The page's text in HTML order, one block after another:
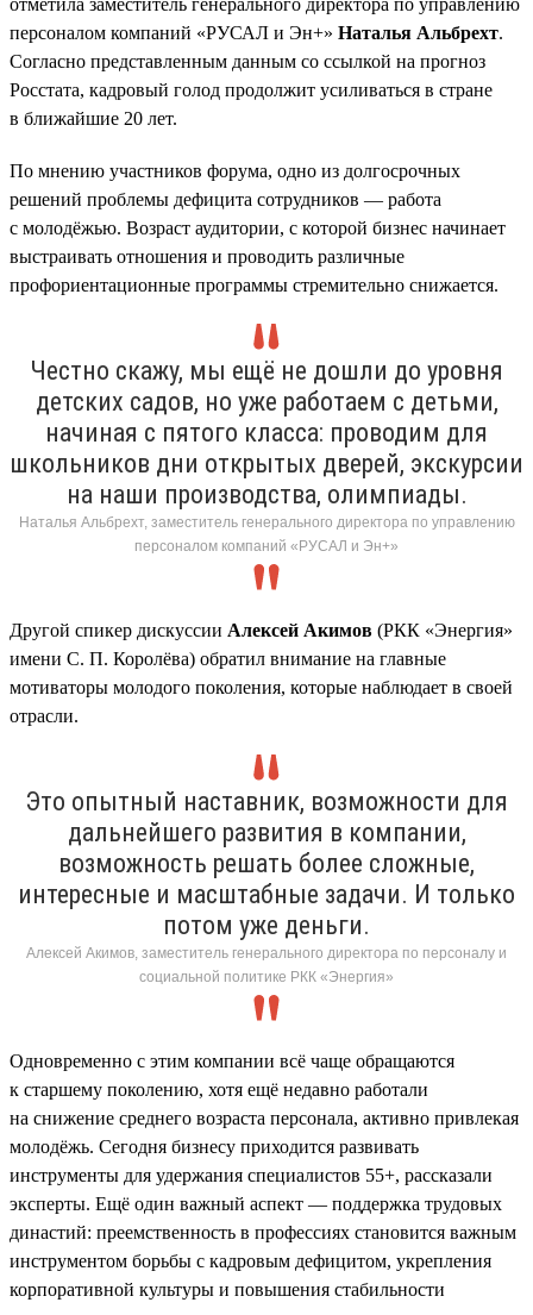
персоналом компаний «РУСАЛ и Эн+» Наталья Альбрехт.
Согласно представленным данным со ссылкой на прогноз
Росстата, кадровый голод продолжит усиливаться в стране
в ближайшие 20 лет.
По мнению участников форума, одно из долгосрочных
решений проблемы дефицита сотрудников — работа
с молодёжью. Возраст аудитории, с которой бизнес начинает
выстраивать отношения и проводить различные
профориентационные программы стремительно снижается.
Честно скажу, мы ещё не дошли до уровня
детских садов, но уже работаем с детьми,
начиная с пятого класса: проводим для
школьников дни открытых дверей, экскурсии
на наши производства, олимпиады.
Наталья Альбрехт, заместитель генерального директора по управлению
персоналом компаний «РУСАЛ и Эн+»
Другой спикер дискуссии Алексей Акимов (РКК «Энергия»
имени С. П. Королёва) обратил внимание на главные
мотиваторы молодого поколения, которые наблюдает в своей
отрасли.
Это опытный наставник, возможности для
дальнейшего развития в компании,
возможность решать более сложные,
интересные и масштабные задачи. И только
потом уже деньги.
Алексей Акимов, заместитель генерального директора по персоналу и
социальной политике РКК «Энергия»
Одновременно с этим компании всё чаще обращаются
к старшему поколению, хотя ещё недавно работали
на снижение среднего возраста персонала, активно привлекая
молодёжь. Сегодня бизнесу приходится развивать
инструменты для удержания специалистов 55+, рассказали
эксперты. Ещё один важный аспект — поддержка трудовых
династий: преемственность в профессиях становится важным
инструментом борьбы с кадровым дефицитом, укрепления
корпоративной культуры и повышения стабильности